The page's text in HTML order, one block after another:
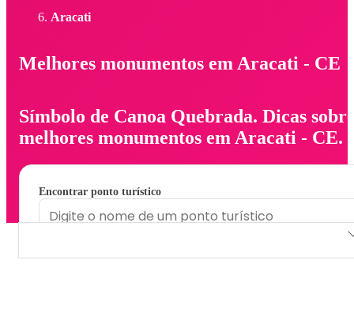
Aracati
Melhores monumentos em Aracati - CE
Símbolo de Canoa Quebrada. Dicas
melhores monumentos em Aracati - CE.
Encontrar ponto turístico